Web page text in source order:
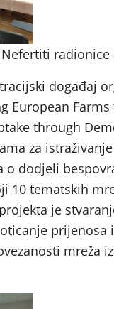
radionice
događaj
European
through
za
o dodjeli
10 tematskih
je
prijenosa
mreža